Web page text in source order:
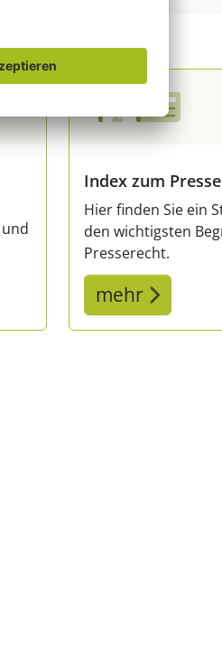
Index zum
Hier finden Sie ein
den wichtigsten
Presserecht.
mehr